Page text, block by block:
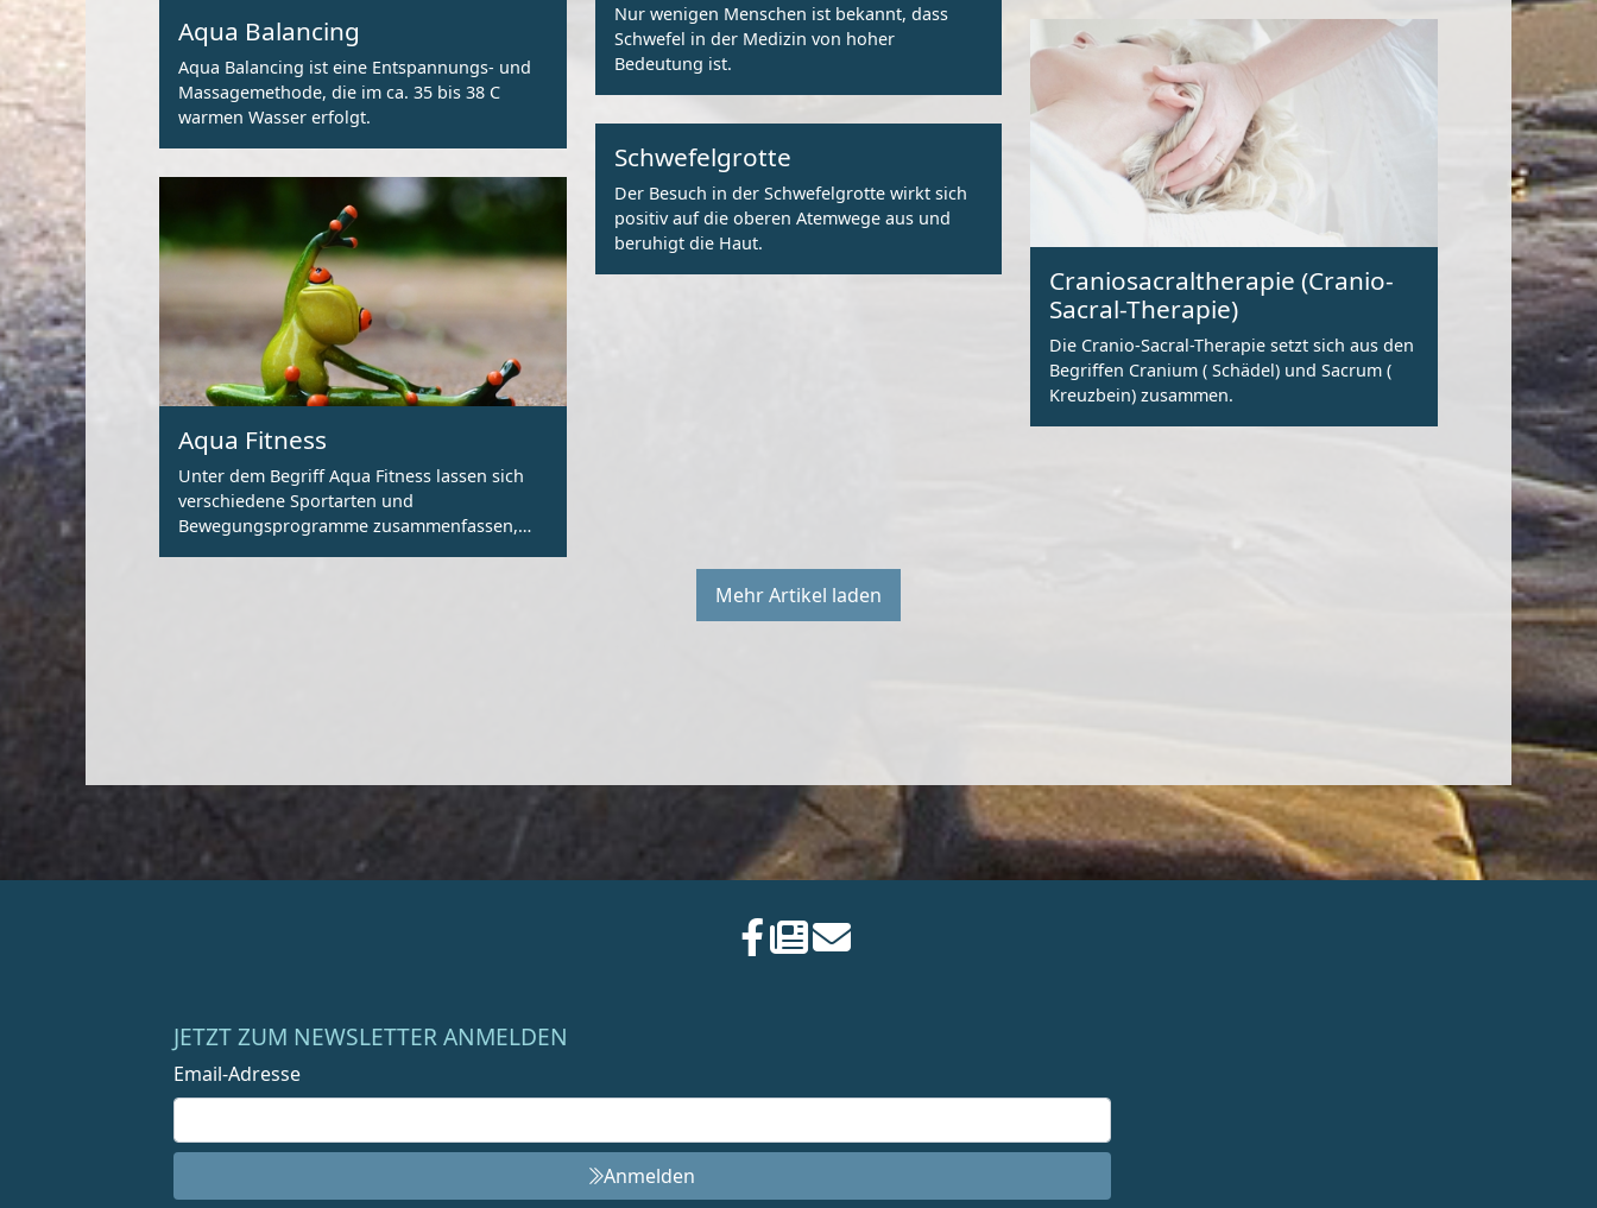
Nur wenigen Menschen ist bekannt, dass
Schwefel in der Medizin von hoher
Bedeutung ist.
Aqua Balancing
Aqua Balancing ist eine Entspannungs- und
Massagemethode, die im ca. 35 bis 38 C
warmen Wasser erfolgt.
Craniosacraltherapie (Cranio-
Sacral-Therapie)
Die Cranio-Sacral-Therapie setzt sich aus den
Begriffen Cranium ( Schädel) und Sacrum (
Kreuzbein) zusammen.
Schwefelgrotte
Der Besuch in der Schwefelgrotte wirkt sich
positiv auf die oberen Atemwege aus und
beruhigt die Haut.
Aqua Fitness
Unter dem Begriff Aqua Fitness lassen sich
verschiedene Sportarten und
Bewegungsprogramme zusammenfassen,
Mehr Artikel laden
JETZT ZUM NEWSLETTER ANMELDEN
Email-Adresse
Anmelden